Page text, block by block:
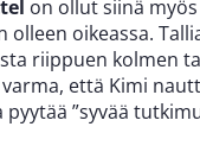
on ollut siinä
oikeassa.
riippuen kolmen
varma, että Kimi
pyytää ”syvää